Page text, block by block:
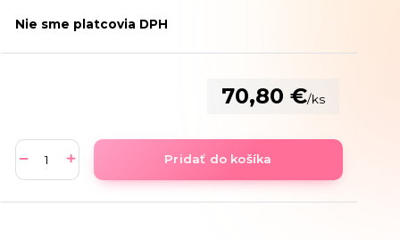
Nie sme platcovia DPH
70,80 €/ks
Pridať do košíka